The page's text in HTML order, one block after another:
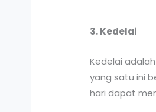
3. Kedelai
Kedelai
yang satu ini
hari dapat